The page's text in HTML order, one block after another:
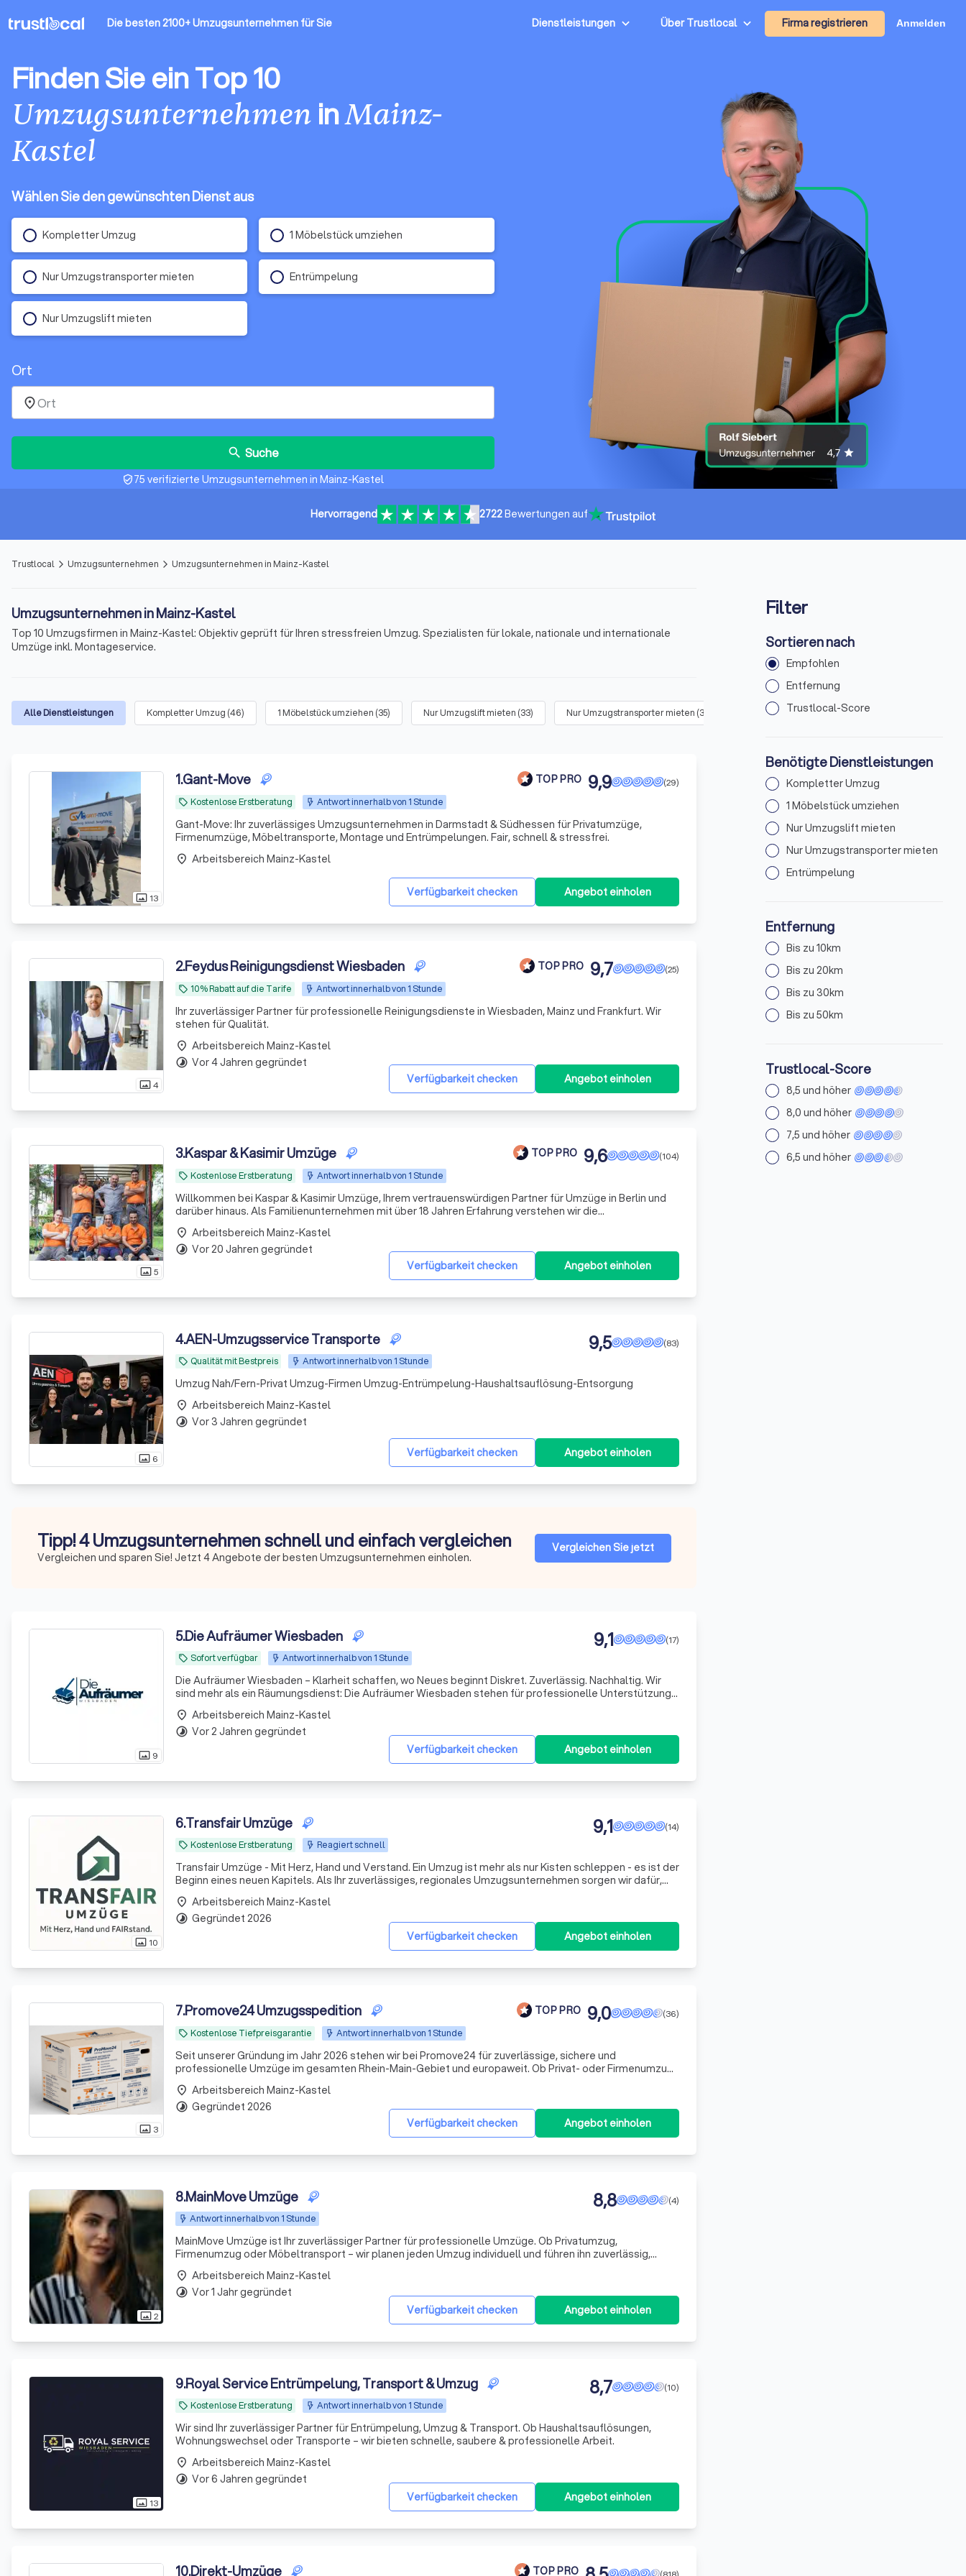
Die besten 2100+ Umzugsunternehmen für Sie Dienstleistungen Über Trustlocal Firma registrieren Anmelden
Finden Sie ein Top 10
Umzugsunternehmen inMainz-
Kastel
Wählen Sie den gewünschten Dienst aus
Kompletter Umzug 1 Möbelstück umziehen
Nur Umzugstransporter mieten Entrümpelung
Nur Umzugslift mieten
Ort
place
search Suche
verified_user75 verifizierte Umzugsunternehmen in Mainz-Kastel
Hervorragend 2722Bewertungen auf
Trustlocal arrow_forward_ios Umzugsunternehmen arrow_forward_ios Umzugsunternehmen in Mainz-Kastel
Umzugsunternehmen in Mainz-Kastel
Top 10 Umzugsfirmen in Mainz-Kastel: Objektiv geprüft für Ihren stressfreien Umzug. Spezialisten für lokale, nationale und internationale
Umzüge inkl. Montageservice.
Alle Dienstleistungen Kompletter Umzug (46) 1 Möbelstück umziehen (35) Nur Umzugslift mieten (33) Nur Umzugstransporter mieten (33 Entrümpelung(32)
photo_size_select_actual 13
1.Gant-Move TOP PRO
local_offer Kostenlose Erstberatung Antwort innerhalb von 1 Stunde
(29)
9,9
Gant-Move: Ihr zuverlässiges Umzugsunternehmen in Darmstadt & Südhessen für Privatumzüge,
Firmenumzüge, Möbeltransporte, Montage und Entrümpelungen. Fair, schnell & stressfrei.
Verfügbarkeit checken Angebot einholen
place Arbeitsbereich Mainz-Kastel
photo_size_select_actual4
2.Feydus Reinigungsdienst Wiesbaden TOP PRO
local_offer 10% Rabatt auf die Tarife Antwort innerhalb von 1 Stunde
(25)
9,7
Ihr zuverlässiger Partner für professionelle Reinigungsdienste in Wiesbaden, Mainz und Frankfurt. Wir
stehen für Qualität.
Verfügbarkeit checken Angebot einholen
place Arbeitsbereich Mainz-Kastel
timelapse Vor 4 Jahren gegründet
photo_size_select_actual5
3.Kaspar & Kasimir Umzüge TOP PRO
local_offer Kostenlose Erstberatung Antwort innerhalb von 1 Stunde
(104)
9,6
Willkommen bei Kaspar & Kasimir Umzüge, Ihrem vertrauenswürdigen Partner für Umzüge in Berlin und
darüber hinaus. Als Familienunternehmen mit über 18 Jahren Erfahrung verstehen wir die
Herausforderungen und Bedürfnisse, die mit einem Umzug verbunden sind. Unser Ziel ist es, Ihnen einen
reibungslosen
Verfügbarkeit checken
Angebot einholen
place Arbeitsbereich Mainz-Kastel
timelapse Vor 20 Jahren gegründet
photo_size_select_actual 6
4.AEN-Umzugsservice Transporte
local_offer Qualität mit Bestpreis Antwort innerhalb von 1 Stunde
(83)
9,5
Umzug Nah/Fern-Privat Umzug-Firmen Umzug-Entrümpelung-Haushaltsauflösung-Entsorgung
Verfügbarkeit checken Angebot einholen
place Arbeitsbereich Mainz-Kastel
timelapse Vor 3 Jahren gegründet
Tipp! 4 Umzugsunternehmen schnell und einfach vergleichen
Vergleichen und sparen Sie! Jetzt 4 Angebote der besten Umzugsunternehmen einholen.
Vergleichen Sie jetzt
photo_size_select_actual 9
5.Die Aufräumer Wiesbaden
local_offer Sofort verfügbar Antwort innerhalb von 1 Stunde
(17)
9,1
Die Aufräumer Wiesbaden – Klarheit schaffen, wo Neues beginnt Diskret. Zuverlässig. Nachhaltig. Wir
sind mehr als ein Räumungsdienst: Die Aufräumer Wiesbaden stehen für professionelle Unterstützung
bei Haushalts- und Gewerbeauflösungen, Entrümpelungen, Umzügen, Entkernungen, Endreinigungen
und Entf
Verfügbarkeit checken Angebot einholen
place Arbeitsbereich Mainz-Kastel
timelapse Vor 2 Jahren gegründet
photo_size_select_actual 10
6.Transfair Umzüge
local_offer Kostenlose Erstberatung Reagiert schnell
(14)
9,1
Transfair Umzüge - Mit Herz, Hand und Verstand. Ein Umzug ist mehr als nur Kisten schleppen - es ist der
Beginn eines neuen Kapitels. Als Ihr zuverlässiges, regionales Umzugsunternehmen sorgen wir dafür,
Verfügbarkeit checken Angebot einholen
place Arbeitsbereich Mainz-Kastel
timelapse Gegründet 2026
photo_size_select_actual 3
7.Promove24 Umzugsspedition TOP PRO
local_offer Kostenlose Tiefpreisgarantie Antwort innerhalb von 1 Stunde
(36)
9,0
Seit unserer Gründung im Jahr 2026 stehen wir bei Promove24 für zuverlässige, sichere und
professionelle Umzüge im gesamten Rhein-Main-Gebiet und europaweit. Ob Privat- oder Firmenumzug,
Kleintransport oder komplette Haushaltsauflösung – wir kümmern uns um Planung, Organisation und
Durchführung aus
Verfügbarkeit checken
Angebot einholen
place Arbeitsbereich Mainz-Kastel
timelapse Gegründet 2026
photo_size_select_actual2
8.MainMove Umzüge
Antwort innerhalb von 1 Stunde
(4)
8,8
MainMove Umzüge ist Ihr zuverlässiger Partner für professionelle Umzüge. Ob Privatumzug,
Firmenumzug oder Möbeltransport – wir planen jeden Umzug individuell und führen ihn zuverlässig,
pünktlich und sorgfältig durch. Unser erfahrenes Team behandelt Ihr Umzugsgut mit größter Sorgfalt
und sorgt für e
Verfügbarkeit checken Angebot einholen
place Arbeitsbereich Mainz-Kastel
timelapse Vor 1 Jahr gegründet
photo_size_select_actual 13
9.Royal Service Entrümpelung, Transport & Umzug
local_offer Kostenlose Erstberatung Antwort innerhalb von 1 Stunde
(10)
8,7
Wir sind Ihr zuverlässiger Partner für Entrümpelung, Umzug & Transport. Ob Haushaltsauflösungen,
Wohnungswechsel oder Transporte – wir bieten schnelle, saubere & professionelle Arbeit.
Verfügbarkeit checken Angebot einholen
place Arbeitsbereich Mainz-Kastel
timelapse Vor 6 Jahren gegründet
10.Direkt-Umzüge TOP PRO
Filter
Sortieren nach
Empfohlen
Entfernung
Trustlocal-Score
Benötigte Dienstleistungen
Kompletter Umzug
1 Möbelstück umziehen
Nur Umzugslift mieten
Nur Umzugstransporter mieten
Entrümpelung
Entfernung
Bis zu 10km
Bis zu 20km
Bis zu 30km
Bis zu 50km
Trustlocal-Score
8,5 und höher
8,0 und höher
7,5 und höher
6,5 und höher